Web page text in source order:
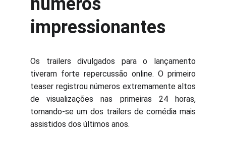
impressionantes
Os trailers divulgados para o lançamento
tiveram forte repercussão online. O primeiro
teaser registrou números extremamente altos
de visualizações nas primeiras 24 horas,
tornando-se um dos trailers de comédia mais
assistidos dos últimos anos.